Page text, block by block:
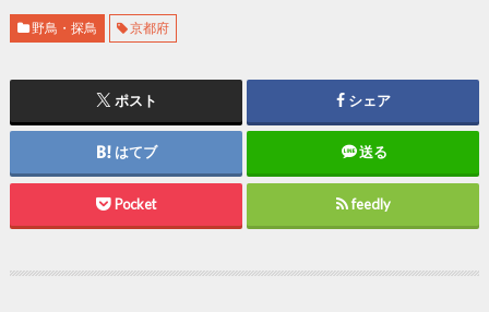
野鳥・探鳥 京都府
ポスト シェア
はてブ 送る
Pocket feedly